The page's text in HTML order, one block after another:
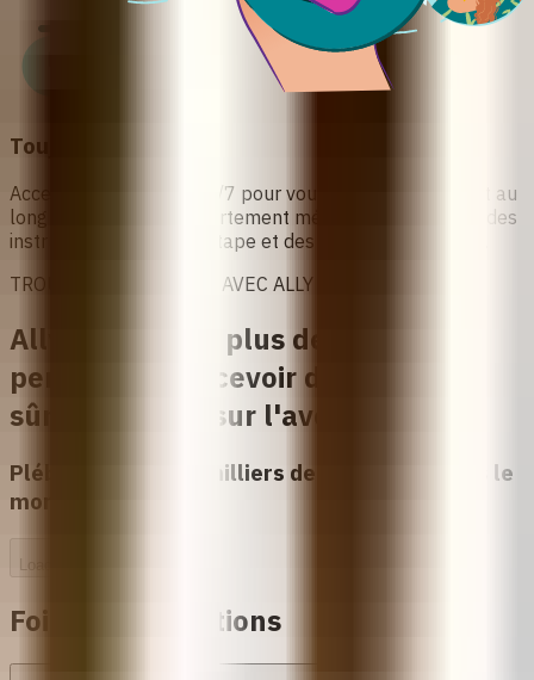
Toujours disponible
Accessible 24h/24 et 7j/7 pour vous accompagner tout au
long du processus d'avortement médicamenteux, avec des
instructions étape par étape et des conseils post-soins.
TROUVEZ DU SOUTIEN AVEC ALLY
Ally a déjà aidé plus de 10 000
personnes à recevoir des conseils
sûrs et fiables sur l'avortement.
Plébiscité par des milliers de personnes dans le
monde
Foire Aux Questions